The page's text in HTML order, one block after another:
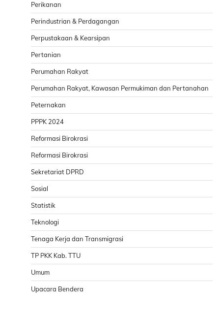
Perikanan
Perindustrian & Perdagangan
Perpustakaan & Kearsipan
Pertanian
Perumahan Rakyat
Perumahan Rakyat, Kawasan Permukiman dan Pertanahan
Peternakan
PPPK 2024
Reformasi Birokrasi
Reformasi Birokrasi
Sekretariat DPRD
Sosial
Statistik
Teknologi
Tenaga Kerja dan Transmigrasi
TP PKK Kab. TTU
Umum
Upacara Bendera